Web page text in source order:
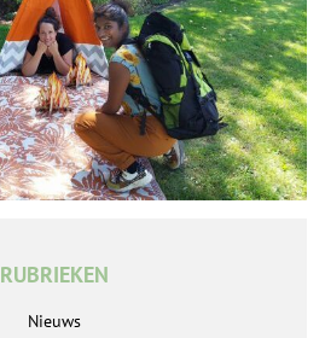
RUBRIEKEN
Nieuws